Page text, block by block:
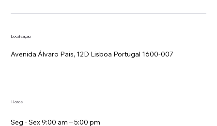
Localização
Avenida Álvaro Pais, 12D Lisboa Portugal 1600-007
Horas
Seg - Sex 9:00 am – 5:00 pm